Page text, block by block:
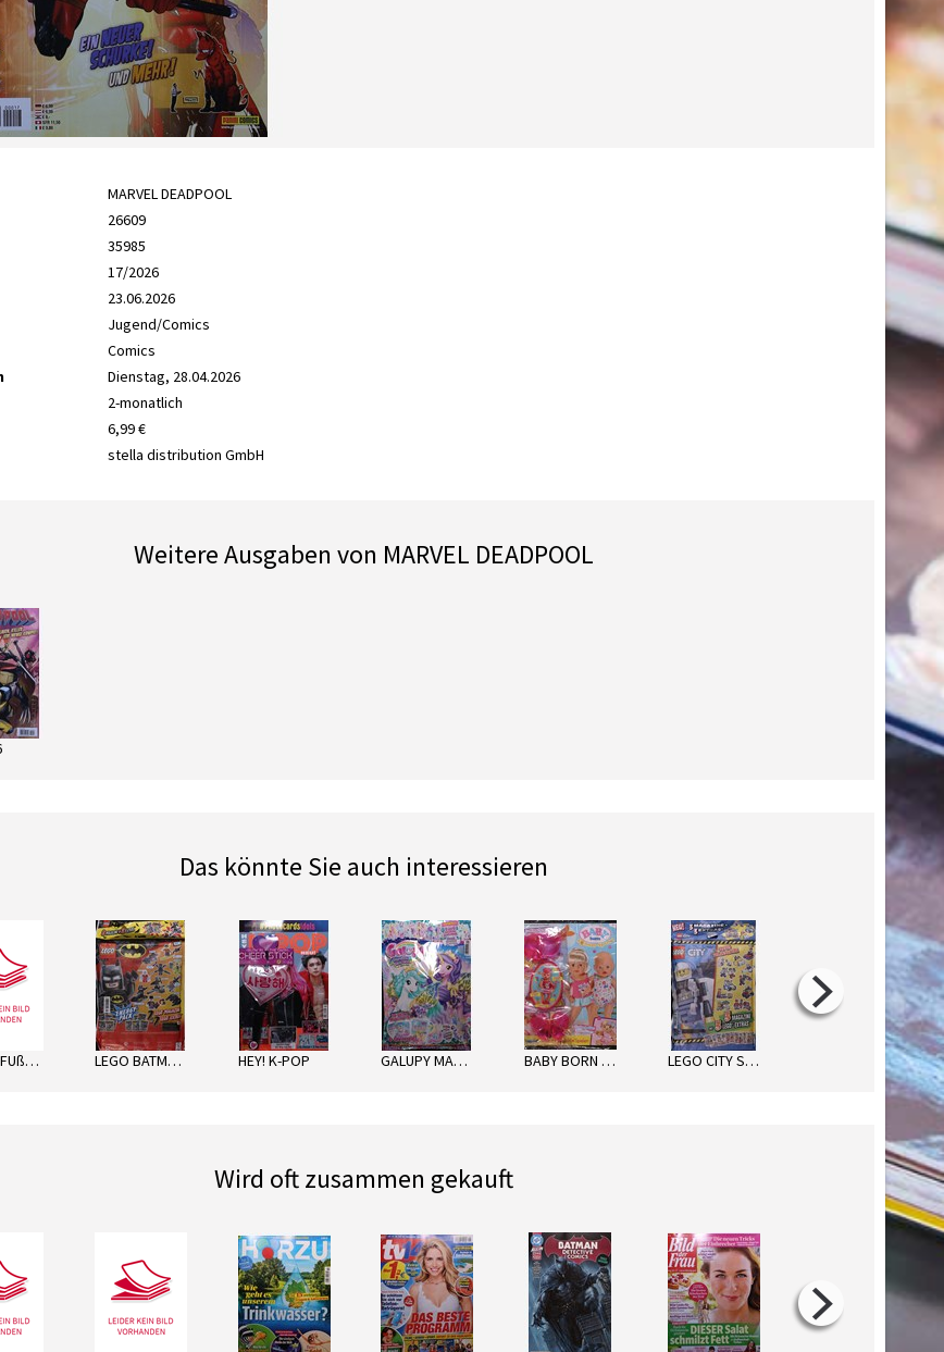
MARVEL DEADPOOL
26609
35985
17/2026
23.06.2026
Jugend/Comics
Comics
Dienstag, 28.04.2026
2-monatlich
6,99 €
stella distribution GmbH
Weitere Ausgaben von MARVEL DEADPOOL
Das könnte Sie auch interessieren
LTB EXT.FUßBALL SORT. LEGO BATMAN ENERGY PACK HEY! K-POP GALUPY MAGAZIN BABY BORN SOMMER-SPAß LEGO CITY STARKE POLIZEI-ACTIO LEGO TECHNIC
next
Wird oft zusammen gekauft
next